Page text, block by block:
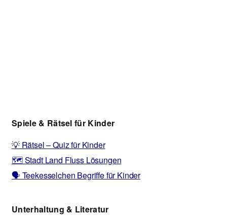
Spiele & Rätsel für Kinder
💡 Rätsel – Quiz für Kinder
🗺️ Stadt Land Fluss Lösungen
🗣️ Teekesselchen Begriffe für Kinder
Unterhaltung & Literatur